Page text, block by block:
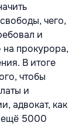
чего,
и
прокурора,
В итоге
чтобы
и
адвокат, как
ещё 5000